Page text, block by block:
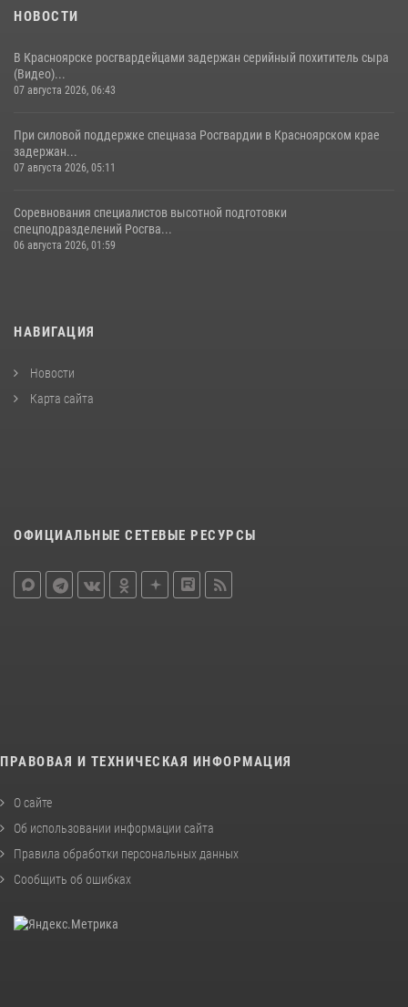
НОВОСТИ
В Красноярске росгвардейцами задержан серийный похититель сыра
(Видео)...
07 августа 2026, 06:43
При силовой поддержке спецназа Росгвардии в Красноярском крае
задержан...
07 августа 2026, 05:11
Соревнования специалистов высотной подготовки
спецподразделений Росгва...
06 августа 2026, 01:59
НАВИГАЦИЯ
Новости
Карта сайта
ОФИЦИАЛЬНЫЕ СЕТЕВЫЕ РЕСУРСЫ
ПРАВОВАЯ И ТЕХНИЧЕСКАЯ ИНФОРМАЦИЯ
О сайте
Об использовании информации сайта
Правила обработки персональных данных
Сообщить об ошибках